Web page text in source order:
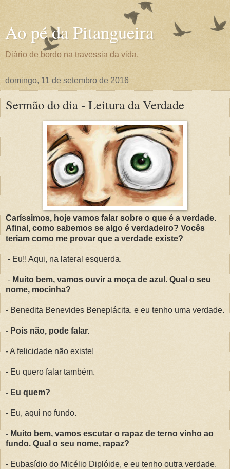
Ao pé da Pitangueira
Diário de bordo na travessia da vida.
domingo, 11 de setembro de 2016
Sermão do dia - Leitura da Verdade
Caríssimos, hoje vamos falar sobre o que é a verdade.
Afinal, como sabemos se algo é verdadeiro? Vocês
teriam como me provar que a verdade existe?
- Eu!! Aqui, na lateral esquerda.
- Muito bem, vamos ouvir a moça de azul. Qual o seu
nome, mocinha?
- Benedita Benevides Beneplácita, e eu tenho uma verdade.
- Pois não, pode falar.
- A felicidade não existe!
- Eu quero falar também.
- Eu quem?
- Eu, aqui no fundo.
- Muito bem, vamos escutar o rapaz de terno vinho ao
fundo. Qual o seu nome, rapaz?
- Eubasídio do Micélio Diplóide, e eu tenho outra verdade.